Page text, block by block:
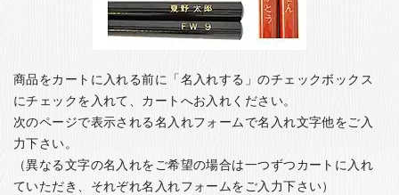
商品をカートに入れる前に「名入れする」のチェックボックス
にチェックを入れて、カートへお入れください。
次のページで表示される名入れフォームで名入れ文字他をご入
力下さい。
（異なる文字の名入れをご希望の場合は一つずつカートに入れ
ていただき、それぞれ名入れフォームをご入力下さい）